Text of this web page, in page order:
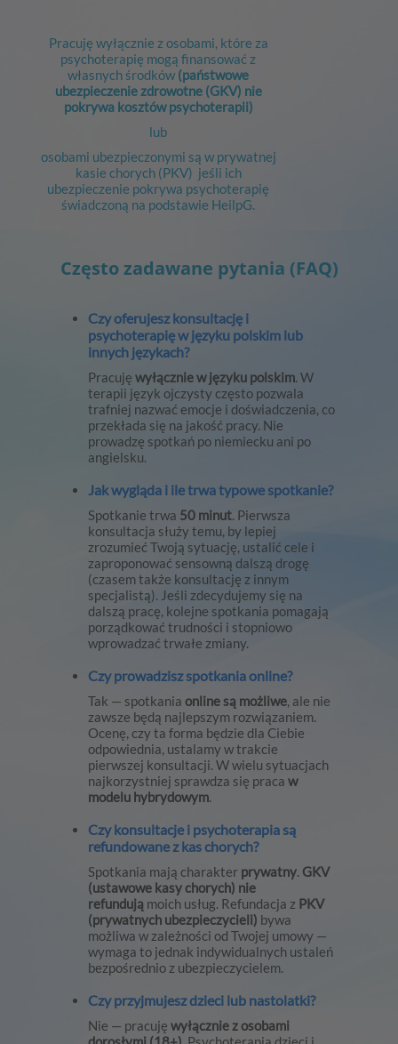
Pracuję wyłącznie z osobami, które za
psychoterapię mogą finansować z
własnych środków (państwowe
ubezpieczenie zdrowotne (GKV) nie
pokrywa kosztów psychoterapii)
lub
osobami ubezpieczonymi są w prywatnej
kasie chorych (PKV) jeśli ich
ubezpieczenie pokrywa psychoterapię
świadczoną na podstawie HeilpG.
Czy oferujesz konsultację i
psychoterapię w języku polskim lub
innych językach?
Pracuję wyłącznie w języku polskim. W
terapii język ojczysty często pozwala
trafniej nazwać emocje i doświadczenia, co
przekłada się na jakość pracy. Nie
prowadzę spotkań po niemiecku ani po
angielsku.
Jak wygląda i ile trwa typowe spotkanie?
Spotkanie trwa 50 minut. Pierwsza
konsultacja służy temu, by lepiej
zrozumieć Twoją sytuację, ustalić cele i
zaproponować sensowną dalszą drogę
(czasem także konsultację z innym
specjalistą). Jeśli zdecydujemy się na
dalszą pracę, kolejne spotkania pomagają
porządkować trudności i stopniowo
wprowadzać trwałe zmiany.
Czy prowadzisz spotkania online?
Tak — spotkania online są możliwe, ale nie
zawsze będą najlepszym rozwiązaniem.
Ocenę, czy ta forma będzie dla Ciebie
odpowiednia, ustalamy w trakcie
pierwszej konsultacji. W wielu sytuacjach
najkorzystniej sprawdza się praca w
modelu hybrydowym.
Czy konsultacje i psychoterapia są
refundowane z kas chorych?
Spotkania mają charakter prywatny. GKV
(ustawowe kasy chorych) nie
refundują moich usług. Refundacja z PKV
(prywatnych ubezpieczycieli) bywa
możliwa w zależności od Twojej umowy —
wymaga to jednak indywidualnych ustaleń
bezpośrednio z ubezpieczycielem.
Czy przyjmujesz dzieci lub nastolatki?
Nie — pracuję wyłącznie z osobami
Często zadawane pytania (FAQ)